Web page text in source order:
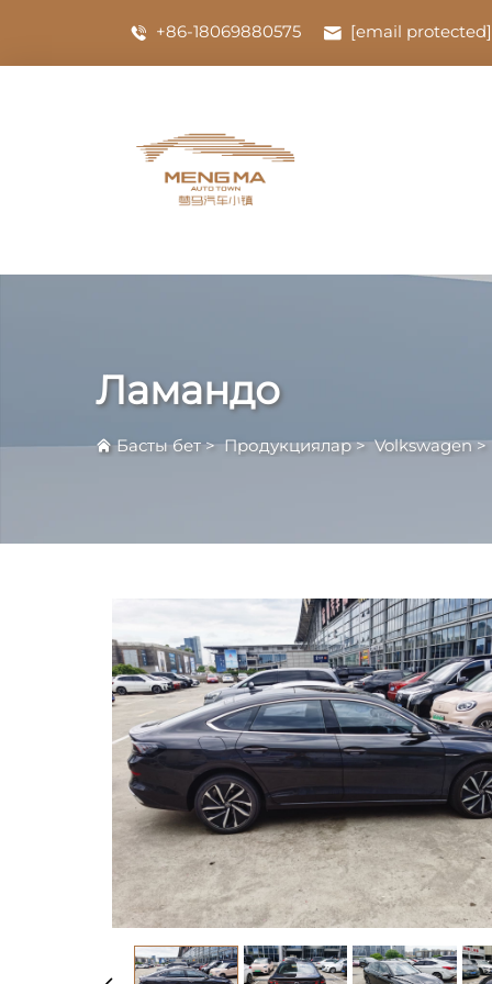
+86-18069880575 [email protected]
Ламандо
Басты бет>Продукциялар>Volkswagen